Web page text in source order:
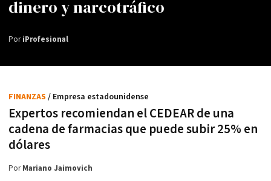
dinero y narcotráfico
PoriProfesional
Expertos recomiendan el CEDEAR de una
cadena de farmacias que puede subir 25% en
dólares
FINANZAS / Empresa estadounidense
PorMariano Jaimovich